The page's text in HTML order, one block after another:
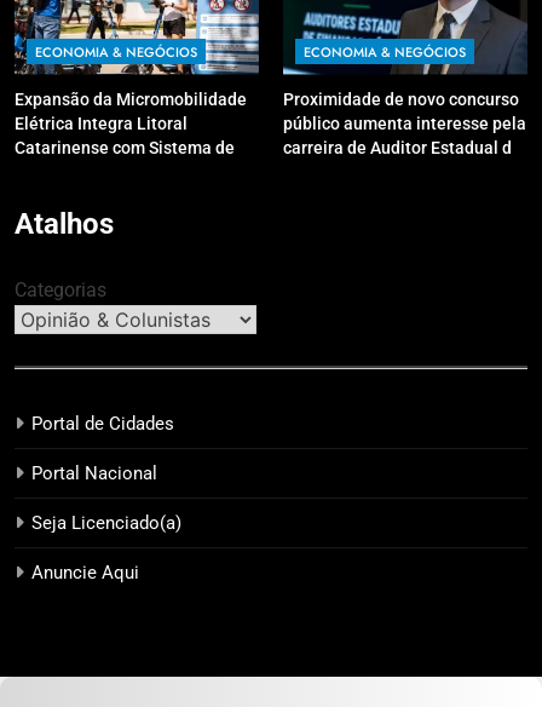
ECONOMIA & NEGÓCIOS
Expansão da Micromobilidade
Elétrica Integra Litoral
Catarinense com Sistema de
ECONOMIA & NEGÓCIOS
Proximidade de novo concurso
público aumenta interesse pela
carreira de Auditor Estadual de
Atalhos
Categorias
Portal de Cidades
Portal Nacional
Seja Licenciado(a)
Anuncie Aqui